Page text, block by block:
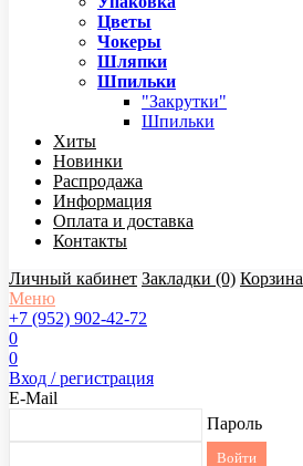
Цветы
Чокеры
Шляпки
Шпильки
"Закрутки"
Шпильки
Хиты
Новинки
Распродажа
Информация
Оплата и доставка
Контакты
Личный кабинет Закладки (0) Корзина
Меню
+7 (952) 902-42-72
0
0
Вход / регистрация
E-Mail
Пароль